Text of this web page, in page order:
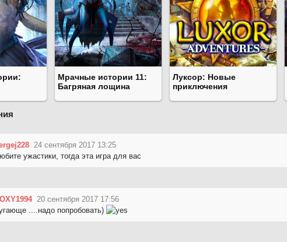
Мрачные истории 11:
Багряная лощина
Луксор: Новые
приключения
24 сентября 2017 13:25
ужастики, тогда эта игра для вас
20 сентября 2017 17:56
....надо попробовать)